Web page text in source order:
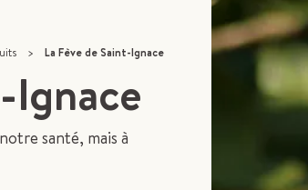
> La Fève de Saint-Ignace
Ignace
santé, mais à